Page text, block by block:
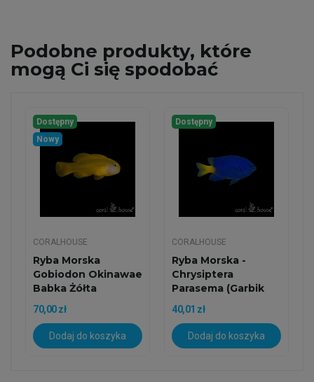
Podobne produkty, które
mogą Ci się spodobać
Dostępny
Nowy
CORALHOUSE
Ryba Morska
Gobiodon Okinawae
Babka Żółta
70,00 zł
Dodaj do koszyka
Dostępny
CORALHOUSE
Ryba Morska -
Chrysiptera
Parasema (Garbik
Żółtoogonowy)
40,01 zł
Dodaj do koszyka